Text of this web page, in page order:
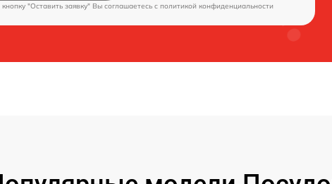
"Оставить заявку" Вы соглашаетесь c политикой конфиденциальности